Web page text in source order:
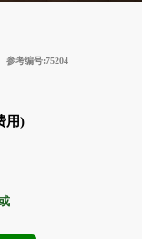
参考编号:75204
用)